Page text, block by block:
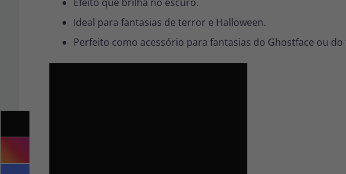
Efeito que brilha no escuro.
Ideal para fantasias de terror e Halloween.
Perfeito como acessório para fantasias do Ghostface ou do